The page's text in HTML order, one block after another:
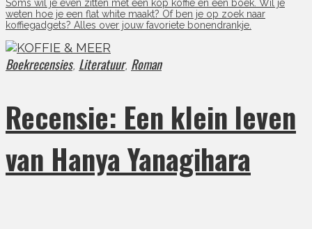
Soms wil je even zitten met een kop koffie en een boek. Wil je
weten hoe je een flat white maakt? Of ben je op zoek naar
koffiegadgets? Alles over jouw favoriete bonendrankje.
Boekrecensies, Literatuur, Roman
Recensie: Een klein leven
van Hanya Yanagihara